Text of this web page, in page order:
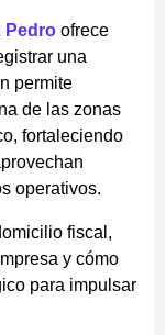
Pedro ofrece
una
permite
de las zonas
fortaleciendo
operativos.
fiscal,
y cómo
para impulsar